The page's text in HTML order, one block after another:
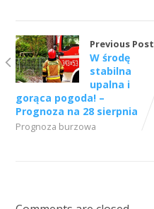
Previous Post
W środę
stabilna
upalna i
gorąca pogoda! –
Prognoza na 28 sierpnia
Prognoza burzowa